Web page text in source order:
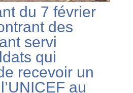
du 7 février
des
servi
qui
recevoir un
au